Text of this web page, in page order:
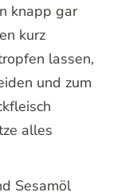
knapp gar
kurz
lassen,
und zum
alles
Sesamöl